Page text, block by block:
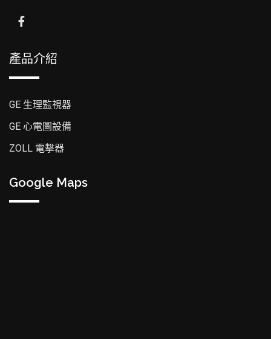
產品介紹
GE 生理監視器
GE 心電圖設備
ZOLL 電擊器
Google Maps